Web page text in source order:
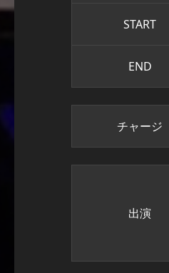
START
END
チャージ
出演